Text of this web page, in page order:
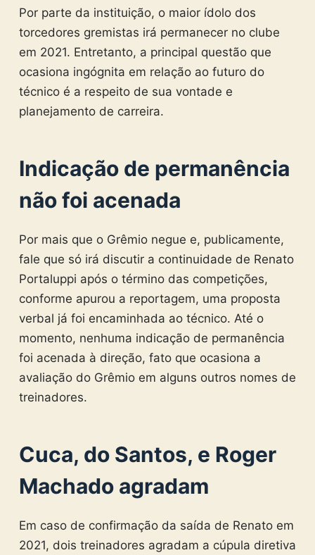
Por parte da instituição, o maior ídolo dos
torcedores gremistas irá permanecer no clube
em 2021. Entretanto, a principal questão que
ocasiona ingógnita em relação ao futuro do
técnico é a respeito de sua vontade e
planejamento de carreira.
Indicação de permanência
não foi acenada
Por mais que o Grêmio negue e, publicamente,
fale que só irá discutir a continuidade de Renato
Portaluppi após o término das competições,
conforme apurou a reportagem, uma proposta
verbal já foi encaminhada ao técnico. Até o
momento, nenhuma indicação de permanência
foi acenada à direção, fato que ocasiona a
avaliação do Grêmio em alguns outros nomes de
treinadores.
Cuca, do Santos, e Roger
Machado agradam
Em caso de confirmação da saída de Renato em
2021, dois treinadores agradam a cúpula diretiva